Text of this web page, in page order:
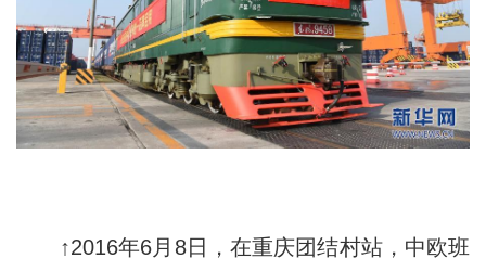
↑2016年6月8日，在重庆团结村站，中欧班